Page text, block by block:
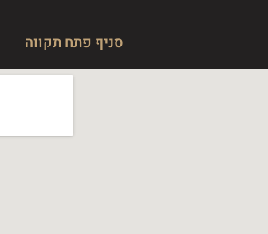
סניף פתח תקווה